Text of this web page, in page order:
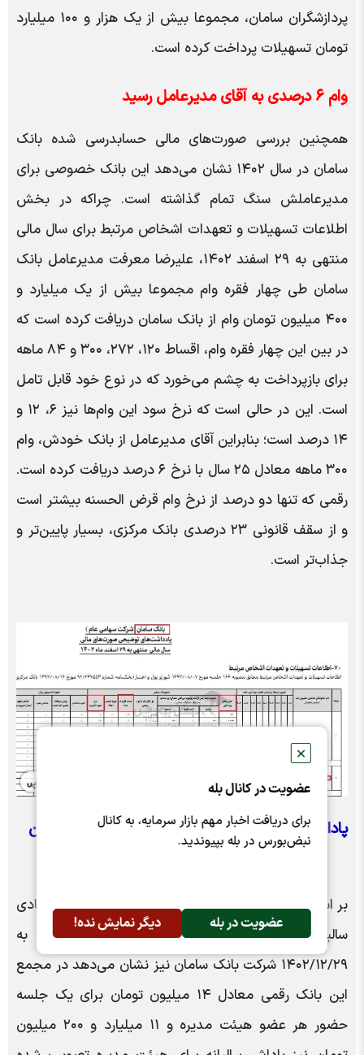
✕
عضویت در کانال بله
برای دریافت اخبار مهم بازار سرمایه، به کانال
نبض‌بورس در بله بپیوندید.
عضویت در بله دیگر نمایش نده!
پردازشگران سامان، مجموعا بیش از یک هزار و ۱۰۰ میلیارد
تومان تسهیلات پرداخت کرده است.
وام ۶ درصدی به آقای مدیرعامل رسید
همچنین بررسی صورت‌های مالی حسابدرسی شده بانک
سامان در سال ۱۴۰۲ نشان می‌دهد این بانک خصوصی برای
مدیرعاملش سنگ تمام گذاشته است. چراکه در بخش
اطلاعات تسهیلات و تعهدات اشخاص مرتبط برای سال مالی
منتهی به ۲۹ اسفند ۱۴۰۲، علیرضا معرفت مدیرعامل بانک
سامان طی چهار فقره وام مجموعا بیش از یک میلیارد و
۴۰۰ میلیون تومان وام از بانک سامان دریافت کرده است که
در بین این چهار فقره وام، اقساط ۱۲۰، ۲۷۲، ۳۰۰ و ۸۴ ماهه
برای بازپرداخت به چشم می‌خورد که در نوع خود قابل تامل
است. این در حالی است که نرخ سود این وام‌ها نیز ۶، ۱۲ و
۱۴ درصد است؛ بنابراین آقای مدیرعامل از بانک خودش، وام
۳۰۰ ماهه معادل ۲۵ سال با نرخ ۶ درصد دریافت کرده است.
رقمی که تنها دو درصد از نرخ وام قرض الحسنه بیشتر است
و از سقف قانونی ۲۳ درصدی بانک مرکزی، بسیار پایین‌تر و
جذاب‌تر است.
پاداش ۱۱ میلیارد و ۲۰۰ میلیون تومانی در بانک سامان
بر اساس این گزارش، بررسی تصمیمات مجمع عمومی عادی
سالیانه صاحبان سهام برای سال (دوره) مالی منتهی به
۱۴۰۲/۱۲/۲۹ شرکت بانک سامان نیز نشان می‌دهد در مجمع
این بانک رقمی معادل ۱۴ میلیون تومان برای یک جلسه
حضور هر عضو هیئت مدیره و ۱۱ میلیارد و ۲۰۰ میلیون